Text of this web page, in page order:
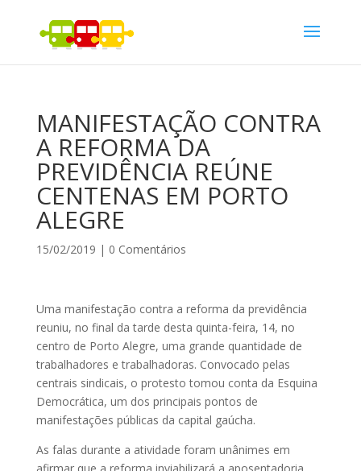
MANIFESTAÇÃO CONTRA
A REFORMA DA
PREVIDÊNCIA REÚNE
CENTENAS EM PORTO
ALEGRE
15/02/2019 | 0 Comentários
Uma manifestação contra a reforma da previdência
reuniu, no final da tarde desta quinta-feira, 14, no
centro de Porto Alegre, uma grande quantidade de
trabalhadores e trabalhadoras. Convocado pelas
centrais sindicais, o protesto tomou conta da Esquina
Democrática, um dos principais pontos de
manifestações públicas da capital gaúcha.
As falas durante a atividade foram unânimes em